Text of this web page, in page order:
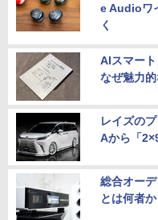
e Audioワ
く
AIスマー
なぜ魅力的
レイズの
Aから「
総合オー
とは何者か